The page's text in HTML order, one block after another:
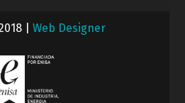
| Web Designer